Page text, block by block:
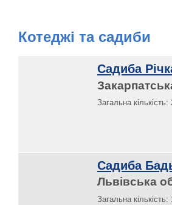
Котеджі та садиби
Садиба
Загальна кількість:
Садиба
Львівська
Загальна кількість: